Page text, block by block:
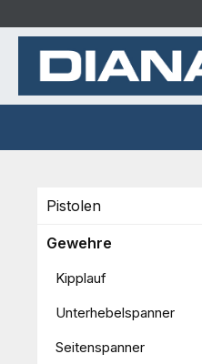
Pistolen
Gewehre
Kipplauf
Unterhebelspanner
Seitenspanner